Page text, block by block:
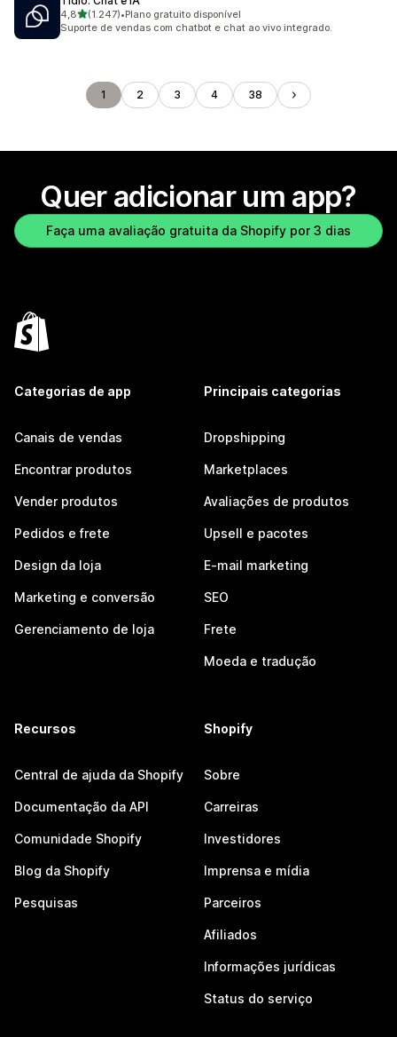
4,8de 5 estrelas
(1.247)
1247 avaliações ao todo
•Plano gratuito disponível
Suporte de vendas com chatbot e chat ao vivo integrado.
1 2 3 4 38
Quer adicionar um app?
Faça uma avaliação gratuita da Shopify por 3 dias
Categorias de app
Canais de vendas
Encontrar produtos
Vender produtos
Pedidos e frete
Design da loja
Marketing e conversão
Gerenciamento de loja
Principais categorias
Dropshipping
Marketplaces
Avaliações de produtos
Upsell e pacotes
E-mail marketing
SEO
Frete
Moeda e tradução
Recursos
Central de ajuda da Shopify
Documentação da API
Comunidade Shopify
Blog da Shopify
Pesquisas
Shopify
Sobre
Carreiras
Investidores
Imprensa e mídia
Parceiros
Afiliados
Informações jurídicas
Status do serviço